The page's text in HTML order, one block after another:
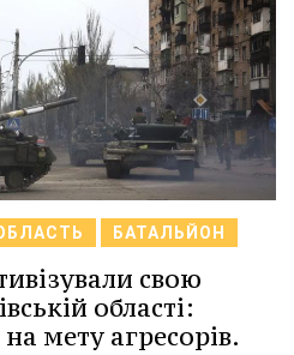
БАТАЛЬЙОН
свою
області:
мету агресорів.